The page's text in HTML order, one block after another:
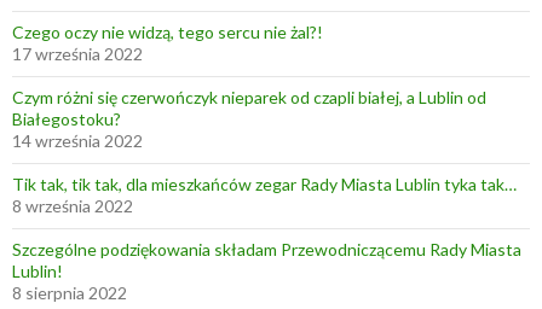
Czego oczy nie widzą, tego sercu nie żal?!
17 września 2022
Czym różni się czerwończyk nieparek od czapli białej, a Lublin od
Białegostoku?
14 września 2022
Tik tak, tik tak, dla mieszkańców zegar Rady Miasta Lublin tyka tak…
8 września 2022
Szczególne podziękowania składam Przewodniczącemu Rady Miasta
Lublin!
8 sierpnia 2022